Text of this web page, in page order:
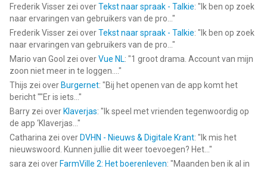
Frederik Visser zei overTekst naar spraak - Talkie: " Ik ben op zoek
naar ervaringen van gebruikers van de pro... "
Frederik Visser zei overTekst naar spraak - Talkie: " Ik ben op zoek
naar ervaringen van gebruikers van de pro... "
Mario van Gool zei overVue NL: "1 groot drama. Account van mijn
zoon niet meer in te loggen.... "
Thijs zei over Burgernet: "Bij het openen van de app komt het
bericht ""Er is iets... "
Barry zei over Klaverjas: " Ik speel met vrienden tegenwoordig op
de app ‘Klaverjas... "
Catharina zei over DVHN - Nieuws & Digitale Krant: " Ik mis het
nieuwswoord. Kunnen jullie dit weer toevoegen? Het... "
sara zei over FarmVille 2: Het boerenleven: "Maanden ben ik al in